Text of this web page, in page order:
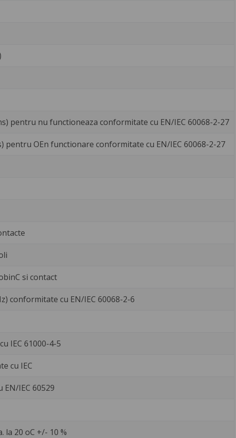
pentru nu functioneaza conformitate cu EN/IEC 60068-2-27
pentru OEn functionare conformitate cu EN/IEC 60068-2-27
si contact
conformitate cu EN/IEC 60068-2-6
IEC 61000-4-5
cu IEC
IEC 60529
la 20 oC +/- 10 %